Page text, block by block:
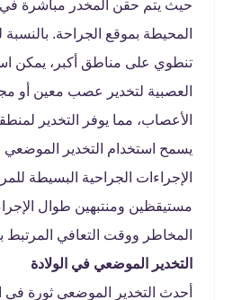
حيث يتم حقن المخدر مباشرة في
المحيطة بموقع الجراحة. بالنسبة
تنطوي على مناطق أكبر، يمكن
العصبية لتخدير عصب معين أو
الأعصاب، مما يوفر التخدير
يسمح استخدام التخدير
الإجراءات الجراحية البسيطة
مستيقظين ومنتبهين طوال
المخاطر ووقت التعافي المرتبط
التخدير الموضعي في الولادة
أحدث التخدير الموضعي ثورة في